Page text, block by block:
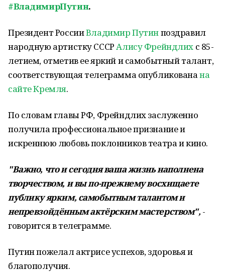
#ВладимирПутин.
Президент РоссииВладимир Путинпоздравил
народную артистку СССРАлису Фрейндлих с 85-
летием, отметив ее яркий и самобытный талант,
соответствующая телеграмма опубликованана
сайте Кремля.
По словам главы РФ, Фрейндлих заслуженно
получила профессиональное признание и
искреннюю любовь поклонников театра и кино.
"Важно, что и сегодня ваша жизнь наполнена
творчеством, и вы по-прежнему восхищаете
публику ярким, самобытным талантом и
непревзойдённым актёрским мастерством", -
говорится в телеграмме.
Путин пожелал актрисе успехов, здоровья и
благополучия.